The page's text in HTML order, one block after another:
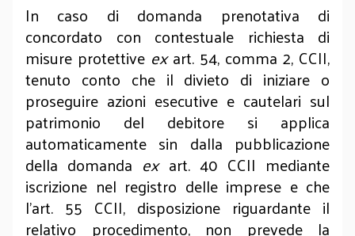
In caso di domanda prenotativa di
concordato con contestuale richiesta di
misure protettive exart. 54, comma 2, CCII,
tenuto conto che il divieto di iniziare o
proseguire azioni esecutive e cautelari sul
patrimonio del debitore si applica
automaticamente sin dalla pubblicazione
della domanda ex art. 40 CCII mediante
iscrizione nel registro delle imprese e che
l’art. 55 CCII, disposizione riguardante il
relativo procedimento, non prevede la